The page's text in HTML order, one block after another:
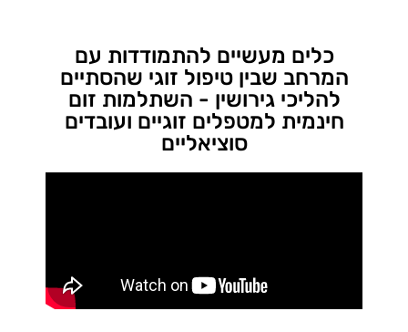
כלים מעשיים להתמודדות עם
המרחב שבין טיפול זוגי שהסתיים
להליכי גירושין - השתלמות זום
חינמית למטפלים זוגיים ועובדים
סוציאליים